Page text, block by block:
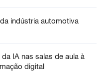
indústria automotiva
IA nas salas de aula à
digital